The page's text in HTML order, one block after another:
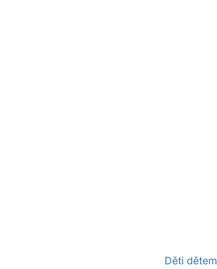
Děti dětem